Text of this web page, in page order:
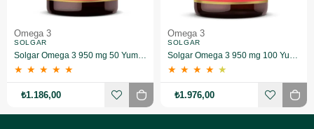
Omega 3
SOLGAR
★ ★ ★ ★ ★
₺1.186,00
Omega 3
SOLGAR
★ ★ ★ ★ ★
₺1.976,00